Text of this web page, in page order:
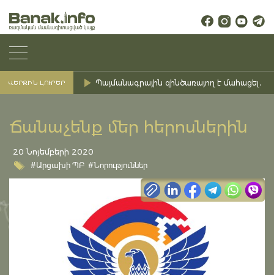
ՎԵՐՋԻՆ ԼՈՒՐԵՐ Պայմանագրային զինծառայող է մահացել․
Ճանաչենք մեր հերոսներին
20 Նոյեմբերի 2020
#Արցախի ՊԲ #Նորություններ